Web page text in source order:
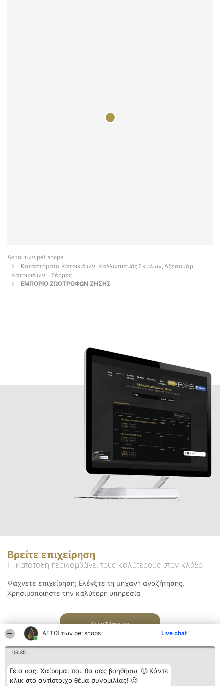
ΑΕΤΟΊ των pet shops Live chat
06:35
Γεια σας. Χαίρομαι που θα σας βοηθήσω! 🙂 Κάντε
κλικ στο αντίστοιχο θέμα συνομιλίας! 🙂
Αετοί των pet shops
Καταστήματα Κατοικιδίων, Καλλωπισμός Σκύλων, Αξεσουάρ
Κατοικιδίων - Σέρρες
ΕΜΠΟΡΙΟ ΖΩΟΤΡΟΦΩΝ ΖΗΣΗΣ
Βρείτε επιχείρηση
Η κατάταξη περιλαμβάνει τους καλύτερους στον κλάδο
Ψάχνετε επιχείρηση; Ελέγξτε τη μηχανή αναζήτησης.
Χρησιμοποιήστε την καλύτερη υπηρεσία
Αναζήτηση